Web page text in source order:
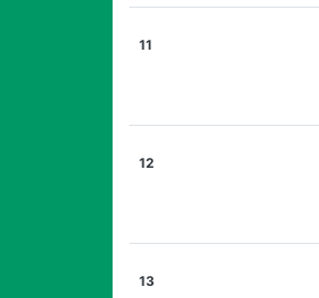
11
12
13